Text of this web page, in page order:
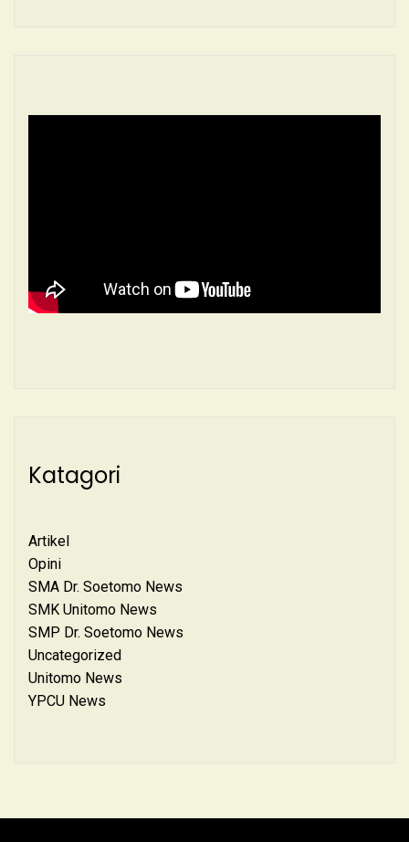
Katagori
Artikel
Opini
SMA Dr. Soetomo News
SMK Unitomo News
SMP Dr. Soetomo News
Uncategorized
Unitomo News
YPCU News